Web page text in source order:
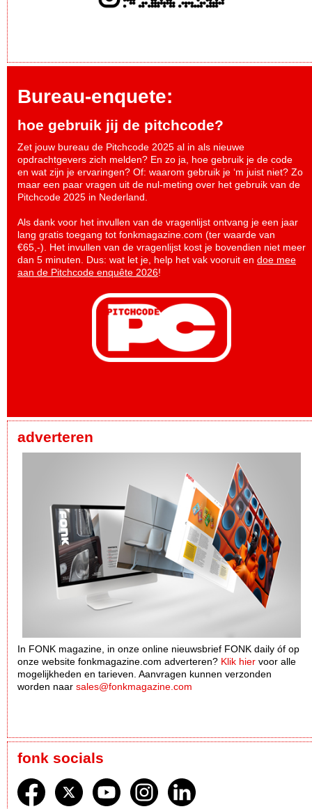
Bureau-enquete:
hoe gebruik jij de pitchcode?
Zet jouw bureau de Pitchcode 2025 al in als nieuwe
opdrachtgevers zich melden? En zo ja, hoe gebruik je de code
en wat zijn je ervaringen? Of: waarom gebruik je ‘m juist niet? Zo
maar een paar vragen uit de nul-meting over het gebruik van de
Pitchcode 2025 in Nederland.
Als dank voor het invullen van de vragenlijst ontvang je een jaar
lang gratis toegang tot fonkmagazine.com (ter waarde van
€65,-). Het invullen van de vragenlijst kost je bovendien niet meer
dan 5 minuten. Dus: wat let je, help het vak vooruit en doe mee
aan de Pitchcode enquête 2026!
adverteren
In FONK magazine, in onze online nieuwsbrief FONK daily óf op
onze website fonkmagazine.com adverteren? Klik hier voor alle
mogelijkheden en tarieven. Aanvragen kunnen verzonden
worden naar sales@fonkmagazine.com
fonk socials